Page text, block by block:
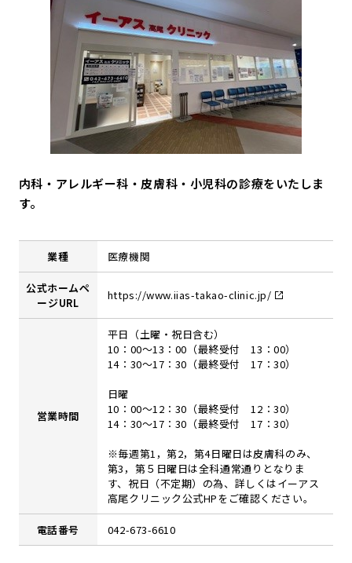
内科・アレルギー科・皮膚科・小児科の診療をいたしま
す。
業種 医療機関
公式ホームペ
ージURL
https://www.iias-takao-clinic.jp/
営業時間
平日（土曜・祝日含む）
10：00～13：00（最終受付 13：00）
14：30～17：30（最終受付 17：30）
日曜
10：00～12：30（最終受付 12：30）
14：30～17：30（最終受付 17：30）
※毎週第1，第2，第4日曜日は皮膚科のみ、
第3，第５日曜日は全科通常通りとなりま
す、祝日（不定期）の為、詳しくはイーアス
高尾クリニック公式HPをご確認ください。
電話番号 042-673-6610